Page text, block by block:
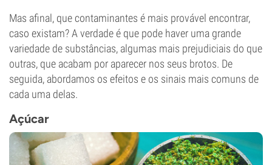
Mas afinal, que contaminantes é mais provável encontrar,
caso existam? A verdade é que pode haver uma grande
variedade de substâncias, algumas mais prejudiciais do que
outras, que acabam por aparecer nos seus brotos. De
seguida, abordamos os efeitos e os sinais mais comuns de
cada uma delas.
Açúcar